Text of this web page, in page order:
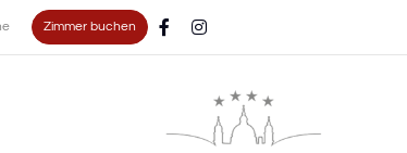
Zimmer buchen